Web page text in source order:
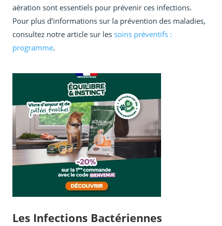
aération sont essentiels pour prévenir ces infections.
Pour plus d’informations sur la prévention des maladies,
consultez notre article sur les soins préventifs :
programme.
Les Infections Bactériennes